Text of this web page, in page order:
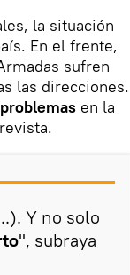
la situación
En el frente,
sufren
las direcciones.
en la
Y no solo
", subraya